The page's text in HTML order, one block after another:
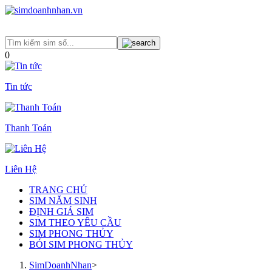
0
Tin tức
Thanh Toán
Liên Hệ
TRANG CHỦ
SIM NĂM SINH
ĐỊNH GIÁ SIM
SIM THEO YÊU CẦU
SIM PHONG THỦY
BÓI SIM PHONG THỦY
SimDoanhNhan>